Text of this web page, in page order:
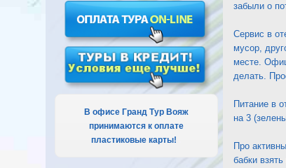
В офисе Гранд Тур Вояж
принимаются к оплате
пластиковые карты!
забыли о
Сервис в
мусор,
месте.
делать.
Питание в
на 3
Про
бабки